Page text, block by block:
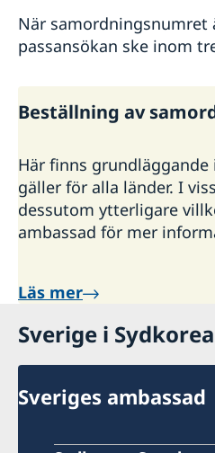
När samordningsnumret
passansökan ske inom
Beställning av
Här finns
gäller för alla länder. I
dessutom ytterligare
ambassad för mer
Läs mer
Sverige i Sydkorea
Sveriges ambassad